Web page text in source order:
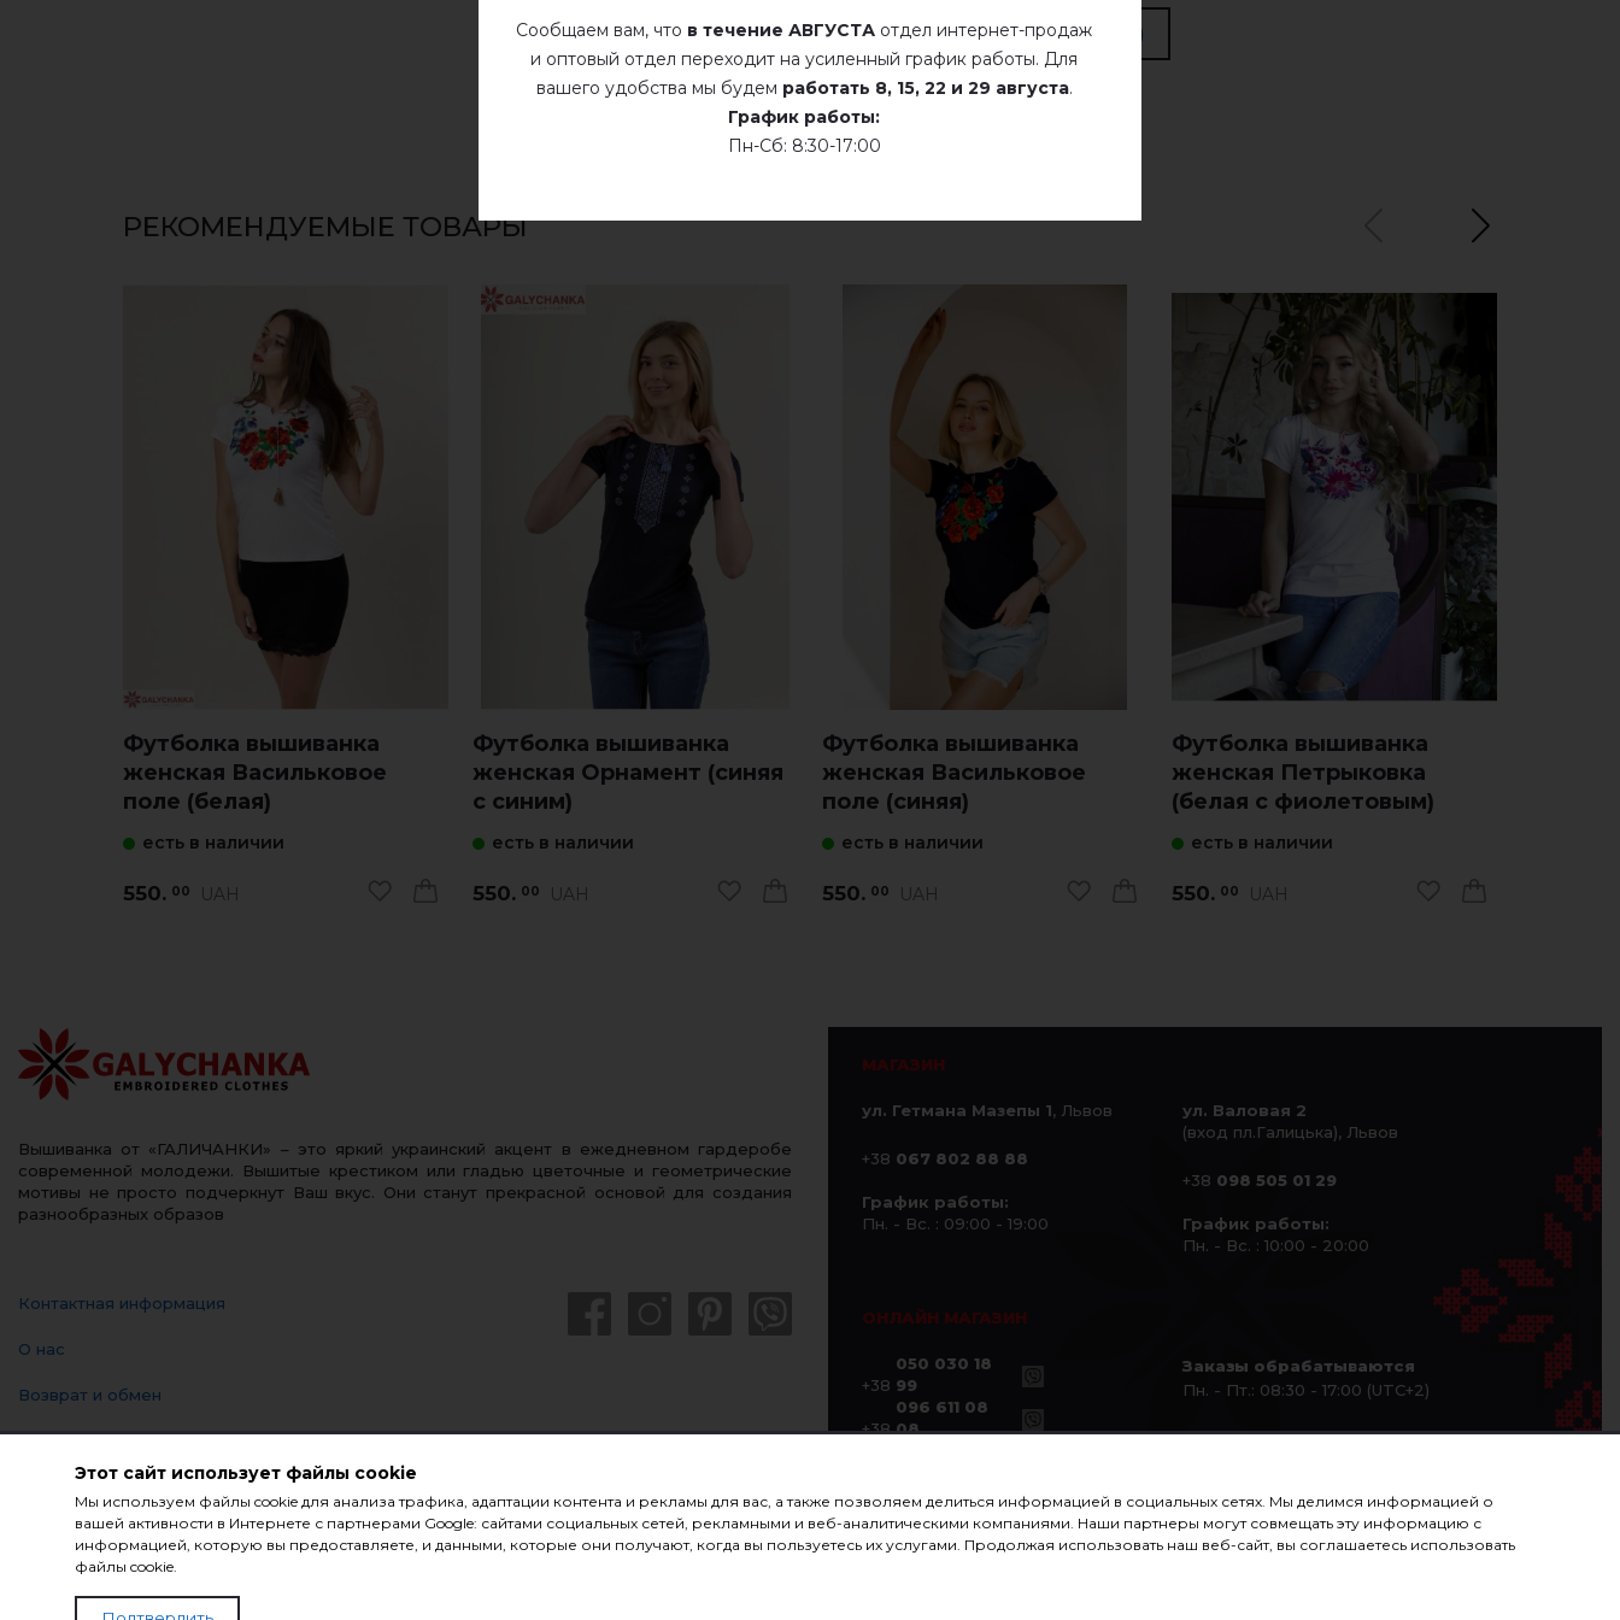
Этот сайт использует файлы cookie
Мы используем файлы cookie для анализа трафика, адаптации контента и рекламы для вас, а также позволяем делиться информацией в социальных сетях. Мы делимся информацией о
вашей активности в Интернете с партнерами Google: сайтами социальных сетей, рекламными и веб-аналитическими компаниями. Наши партнеры могут совмещать эту информацию с
информацией, которую вы предоставляете, и данными, которые они получают, когда вы пользуетесь их услугами. Продолжая использовать наш веб-сайт, вы соглашаетесь использовать
файлы cookie.
добавьте свой отзыв о Волшебное колосье (синяя с белым)
РЕКОМЕНДУЕМЫЕ ТОВАРЫ
Футболка вышиванка
женская Васильковое
поле (белая)
есть в наличии
550. 00 UAH
Футболка вышиванка
женская Орнамент (синяя
с синим)
есть в наличии
550. 00 UAH
Футболка вышиванка
женская Васильковое
поле (синяя)
есть в наличии
550. 00 UAH
Футболка вышиванка
женская Петрыковка
(белая с фиолетовым)
есть в наличии
550. 00 UAH
Сушить у розложенном виде
Сушить розвешенной
Вышиванка от «ГАЛИЧАНКИ» – это яркий украинский акцент в ежедневном гардеробе
современной молодежи. Вышитые крестиком или гладью цветочные и геометрические
мотивы не просто подчеркнут Ваш вкус. Они станут прекрасной основой для создания
разнообразных образов
Контактная информация
О нас
Возврат и обмен
Оплата и доставка
Политика Конфиденциальности
МАГАЗИН
ул. Гетмана Мазепы 1, Львов
+38 067 802 88 88
График работы:
Пн. - Вс. : 09:00 - 19:00
ул. Валовая 2
(вход пл.Галицька), Львов
+38 098 505 01 29
График работы:
Пн. - Вс. : 10:00 - 20:00
ОНЛАЙН МАГАЗИН
+38
050 030 18
99
+38
096 611 08
08
Заказы обрабатываются
Пн. - Пт.: 08:30 - 17:00 (UTC+2)
© Компания «Галичанка» 2026
Сообщаем вам, что в течение АВГУСТА отдел интернет-продаж
и оптовый отдел переходит на усиленный график работы. Для
вашего удобства мы будем работать 8, 15, 22 и 29 августа.
График работы:
Пн-Сб: 8:30-17:00